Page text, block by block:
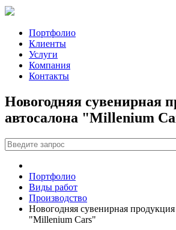
Портфолио
Клиенты
Услуги
Компания
Контакты
Новогодняя сувенирная
автосалона "Millenium
Портфолио
Виды работ
Производство
Новогодняя сувенирная продукция
"Millenium Cars"